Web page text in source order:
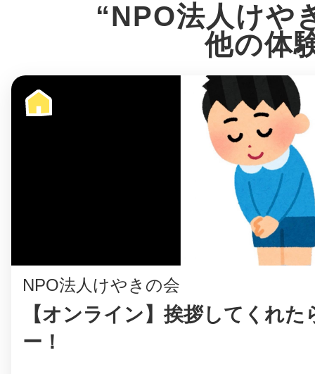
“NPO法人けや
他の体
NPO法人けやきの会
【オンライン】挨拶してくれた
ー！
八女
日立
滋賀県